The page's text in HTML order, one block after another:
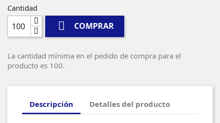
Cantidad
 COMPRAR
La cantidad mínima en el pedido de compra para el
producto es 100.
Descripción Detalles del producto